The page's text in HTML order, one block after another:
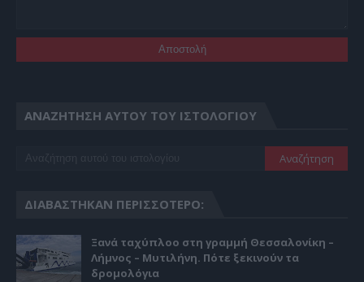
ΑΝΑΖΉΤΗΣΗ ΑΥΤΟΎ ΤΟΥ ΙΣΤΟΛΟΓΊΟΥ
ΔΙΑΒΆΣΤΗΚΑΝ ΠΕΡΙΣΣΌΤΕΡΟ:
Ξανά ταχύπλοο στη γραμμή Θεσσαλονίκη –
Λήμνος – Μυτιλήνη. Πότε ξεκινούν τα
δρομολόγια